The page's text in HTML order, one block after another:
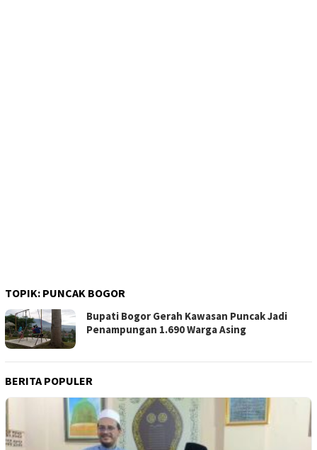
TOPIK: PUNCAK BOGOR
Bupati Bogor Gerah Kawasan Puncak Jadi
Penampungan 1.690 Warga Asing
BERITA POPULER